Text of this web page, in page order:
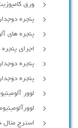
ورق
پنجره
پنجره های
اجرای
پنجره
پنجره
لوور
استرچ متال